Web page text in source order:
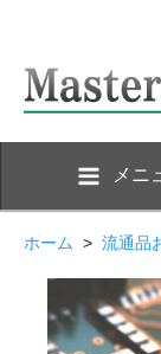
メニ
ホーム > 流通品